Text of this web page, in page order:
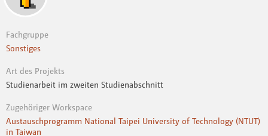
Fachgruppe
Sonstiges
Art des Projekts
Studienarbeit im zweiten Studienabschnitt
Zugehöriger Workspace
Austauschprogramm National Taipei University of Technology (NTUT)
in Taiwan